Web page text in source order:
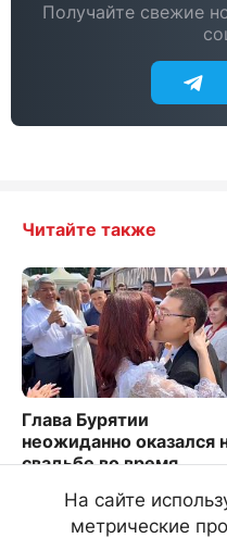
Получайте свежие
Читайте также
Глава Бурятии
неожиданно оказался
свадьбе во время
На сайте
метрические